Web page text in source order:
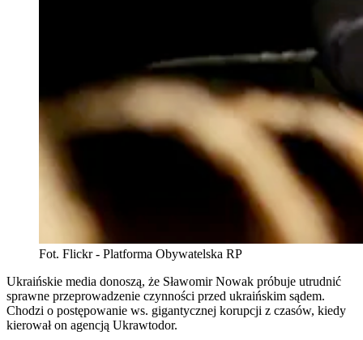
Fot. Flickr - Platforma Obywatelska RP
Ukraińskie media donoszą, że Sławomir Nowak próbuje utrudnić
sprawne przeprowadzenie czynności przed ukraińskim sądem.
Chodzi o postępowanie ws. gigantycznej korupcji z czasów, kiedy
kierował on agencją Ukrawtodor.